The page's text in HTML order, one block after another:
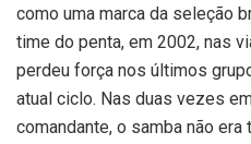
como uma marca da seleção
time do penta, em 2002, nas
perdeu força nos últimos
atual ciclo. Nas duas vezes
comandante, o samba não